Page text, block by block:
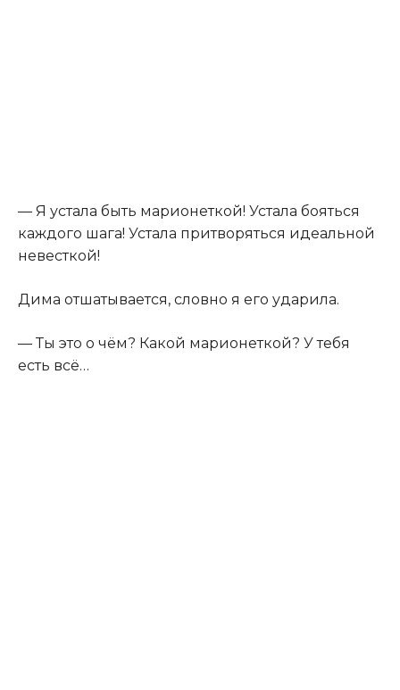
— Я устала быть марионеткой! Устала бояться
каждого шага! Устала притворяться идеальной
невесткой!
Дима отшатывается, словно я его ударила.
— Ты это о чём? Какой марионеткой? У тебя
есть всё…